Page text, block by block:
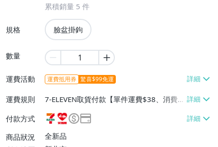
累積銷量 5 件
規格 臉盆掛鉤
數量
運費活動 運費抵用券 驚喜$99免運
運費規則
7-ELEVEN取貨付款【單件運費$38、消費滿
$699免運費】、萊爾富取貨付款【單件運
費$60、消費滿$699免運費】、宅配/貨運
【單件運費$100、消費滿$1999免運
付款方式
商品狀況
全新品